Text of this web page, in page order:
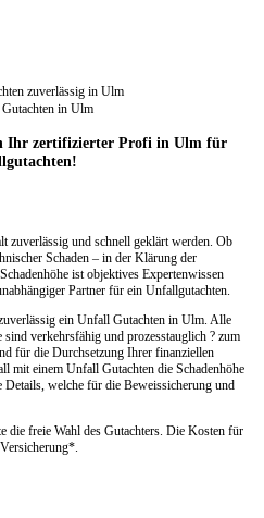
Ihr zertifizierter Profi in Ulm für
zuverlässig und schnell geklärt werden. Ob
Schaden – in der Klärung der
ist objektives Expertenwissen
Partner für ein Unfallgutachten.
ein Unfall Gutachten in Ulm. Alle
verkehrsfähig und prozesstauglich ? zum
für die Durchsetzung Ihrer finanziellen
mit einem Unfall Gutachten die Schadenhöhe
welche für die Beweissicherung und
die freie Wahl des Gutachters. Die Kosten für